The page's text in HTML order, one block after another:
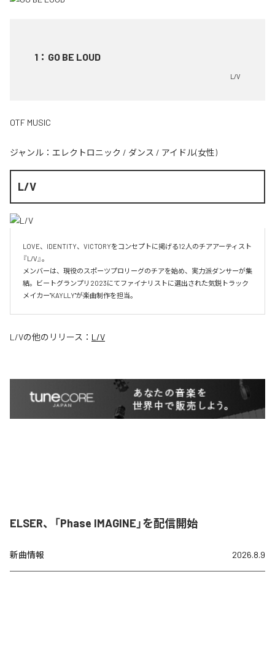
1 ： GO BE LOUD
L/V
OTF MUSIC
ジャンル： エレクトロニック / ダンス / アイドル(女性)
L/V
LOVE、IDENTITY、VICTORYをコンセプトに掲げる12人のチアアーティスト
『L/V』。
メンバーは、現役のスポーツプロリーグのチアを始め、実力派ダンサーが集
結。ビートグランプリ2023にてファイナリストに選出された気鋭トラック
メイカー"KAYLLY"が楽曲制作を担当。
L/Vの他のリリース： L/V
ELSER、「Phase IMAGINE」を配信開始
新曲情報 2026.8.9